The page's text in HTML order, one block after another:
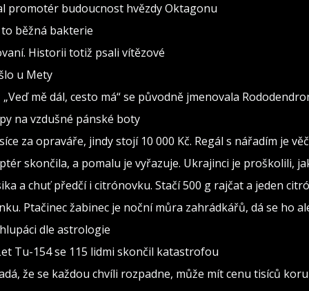
promotér budoucnost hvězdy Oktagonu
běžná bakterie
Historii totiž psali vítězové
u Mety
mě dál, cesto má“ se původně jmenovala
na vzdušné pánské boty
za opraváře, jindy stojí 10 000 Kč. Regál s nářadím je
skončila, a pomalu je vyřazuje. Ukrajinci je proškolili,
a chuť předčí i citrónovku. Stačí 500 g rajčat a jeden
Ptačinec žabinec je noční můra zahrádkářů, dá se ho
dle astrologie
Tu-154 se 115 lidmi skončil katastrofou
že se každou chvíli rozpadne, může mít cenu tisíců